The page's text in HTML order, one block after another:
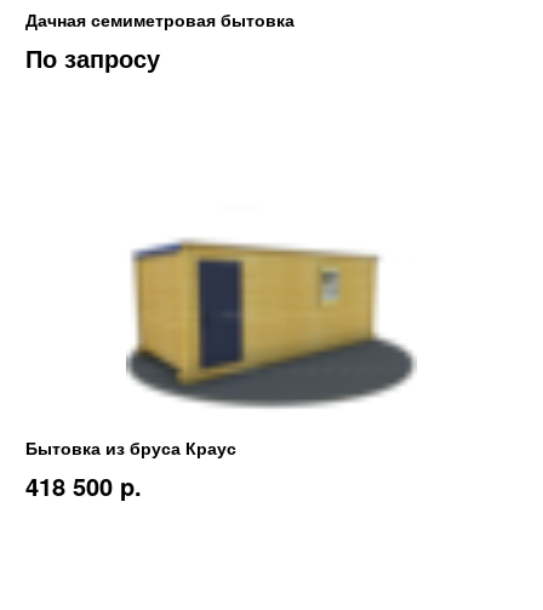
Дачная семиметровая бытовка
По запросу
Бытовка из бруса Краус
418 500 p.